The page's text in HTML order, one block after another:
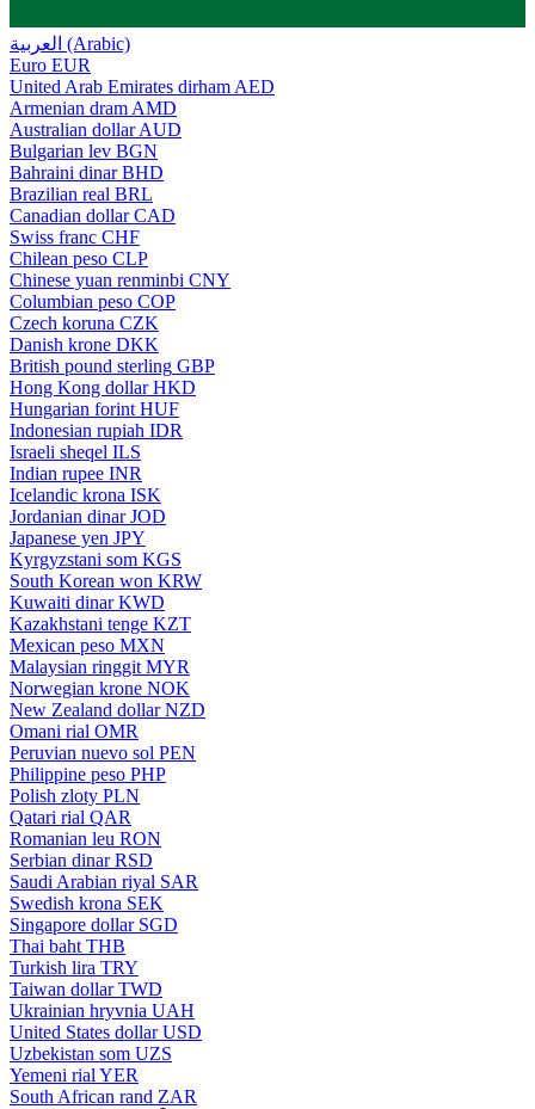
العربية (Arabic)
Euro EUR
United Arab Emirates dirham AED
Armenian dram AMD
Australian dollar AUD
Bulgarian lev BGN
Bahraini dinar BHD
Brazilian real BRL
Canadian dollar CAD
Swiss franc CHF
Chilean peso CLP
Chinese yuan renminbi CNY
Columbian peso COP
Czech koruna CZK
Danish krone DKK
British pound sterling GBP
Hong Kong dollar HKD
Hungarian forint HUF
Indonesian rupiah IDR
Israeli sheqel ILS
Indian rupee INR
Icelandic krona ISK
Jordanian dinar JOD
Japanese yen JPY
Kyrgyzstani som KGS
South Korean won KRW
Kuwaiti dinar KWD
Kazakhstani tenge KZT
Mexican peso MXN
Malaysian ringgit MYR
Norwegian krone NOK
New Zealand dollar NZD
Omani rial OMR
Peruvian nuevo sol PEN
Philippine peso PHP
Polish zloty PLN
Qatari rial QAR
Romanian leu RON
Serbian dinar RSD
Saudi Arabian riyal SAR
Swedish krona SEK
Singapore dollar SGD
Thai baht THB
Turkish lira TRY
Taiwan dollar TWD
Ukrainian hryvnia UAH
United States dollar USD
Uzbekistan som UZS
Yemeni rial YER
South African rand ZAR